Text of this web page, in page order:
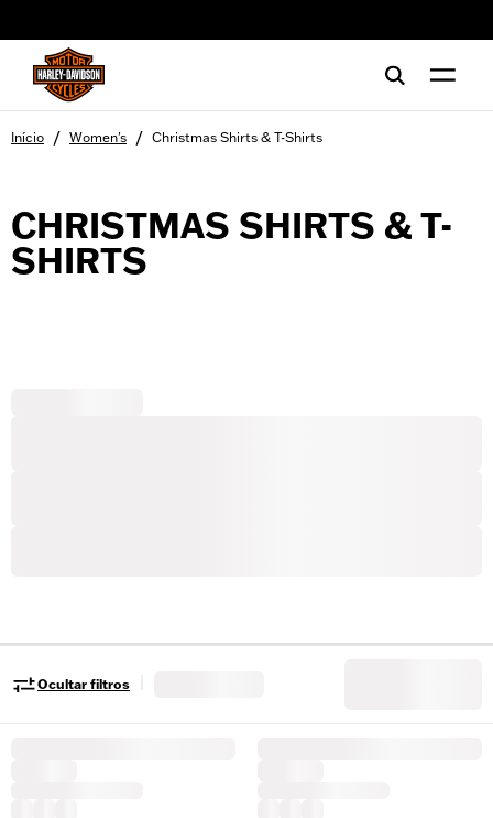
Início / Women's / Christmas Shirts & T-Shirts
CHRISTMAS SHIRTS & T-
SHIRTS
Ocultar filtros